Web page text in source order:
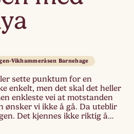
Vikhammeråsen Barnehage
sette punktum for en
enkelt, men det skal det heller
enkleste vei at motstanden
ønsker vi ikke å gå. Da uteblir
Det kjennes ikke riktig å